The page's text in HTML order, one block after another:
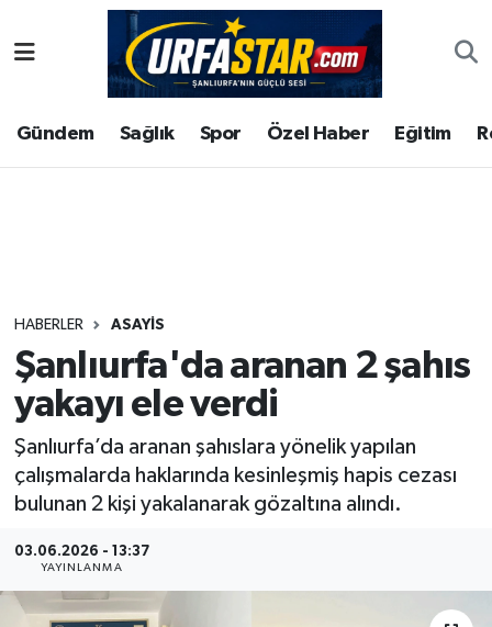
Gündem Sağlık Spor Özel Haber Eğitim
HABERLER ASAYİS
Şanlıurfa'da aranan 2 şahıs
yakayı ele verdi
Şanlıurfa’da aranan şahıslara yönelik yapılan
çalışmalarda haklarında kesinleşmiş hapis cezası
bulunan 2 kişi yakalanarak gözaltına alındı.
03.06.2026 - 13:37
YAYINLANMA
ASAYİS
ÇEVRE
Gündem
Kültür
Magazin
Şanlıurfa Nöbetçi Eczaneler
Şanlıurfa Hava Durumu
Tüm Manşetler
Son Dakika Haberleri
Haber Arşivi